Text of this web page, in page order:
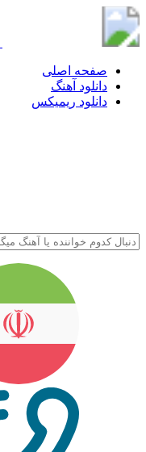
صفحه اصلی
دانلود آهنگ
دانلود ریمیکس